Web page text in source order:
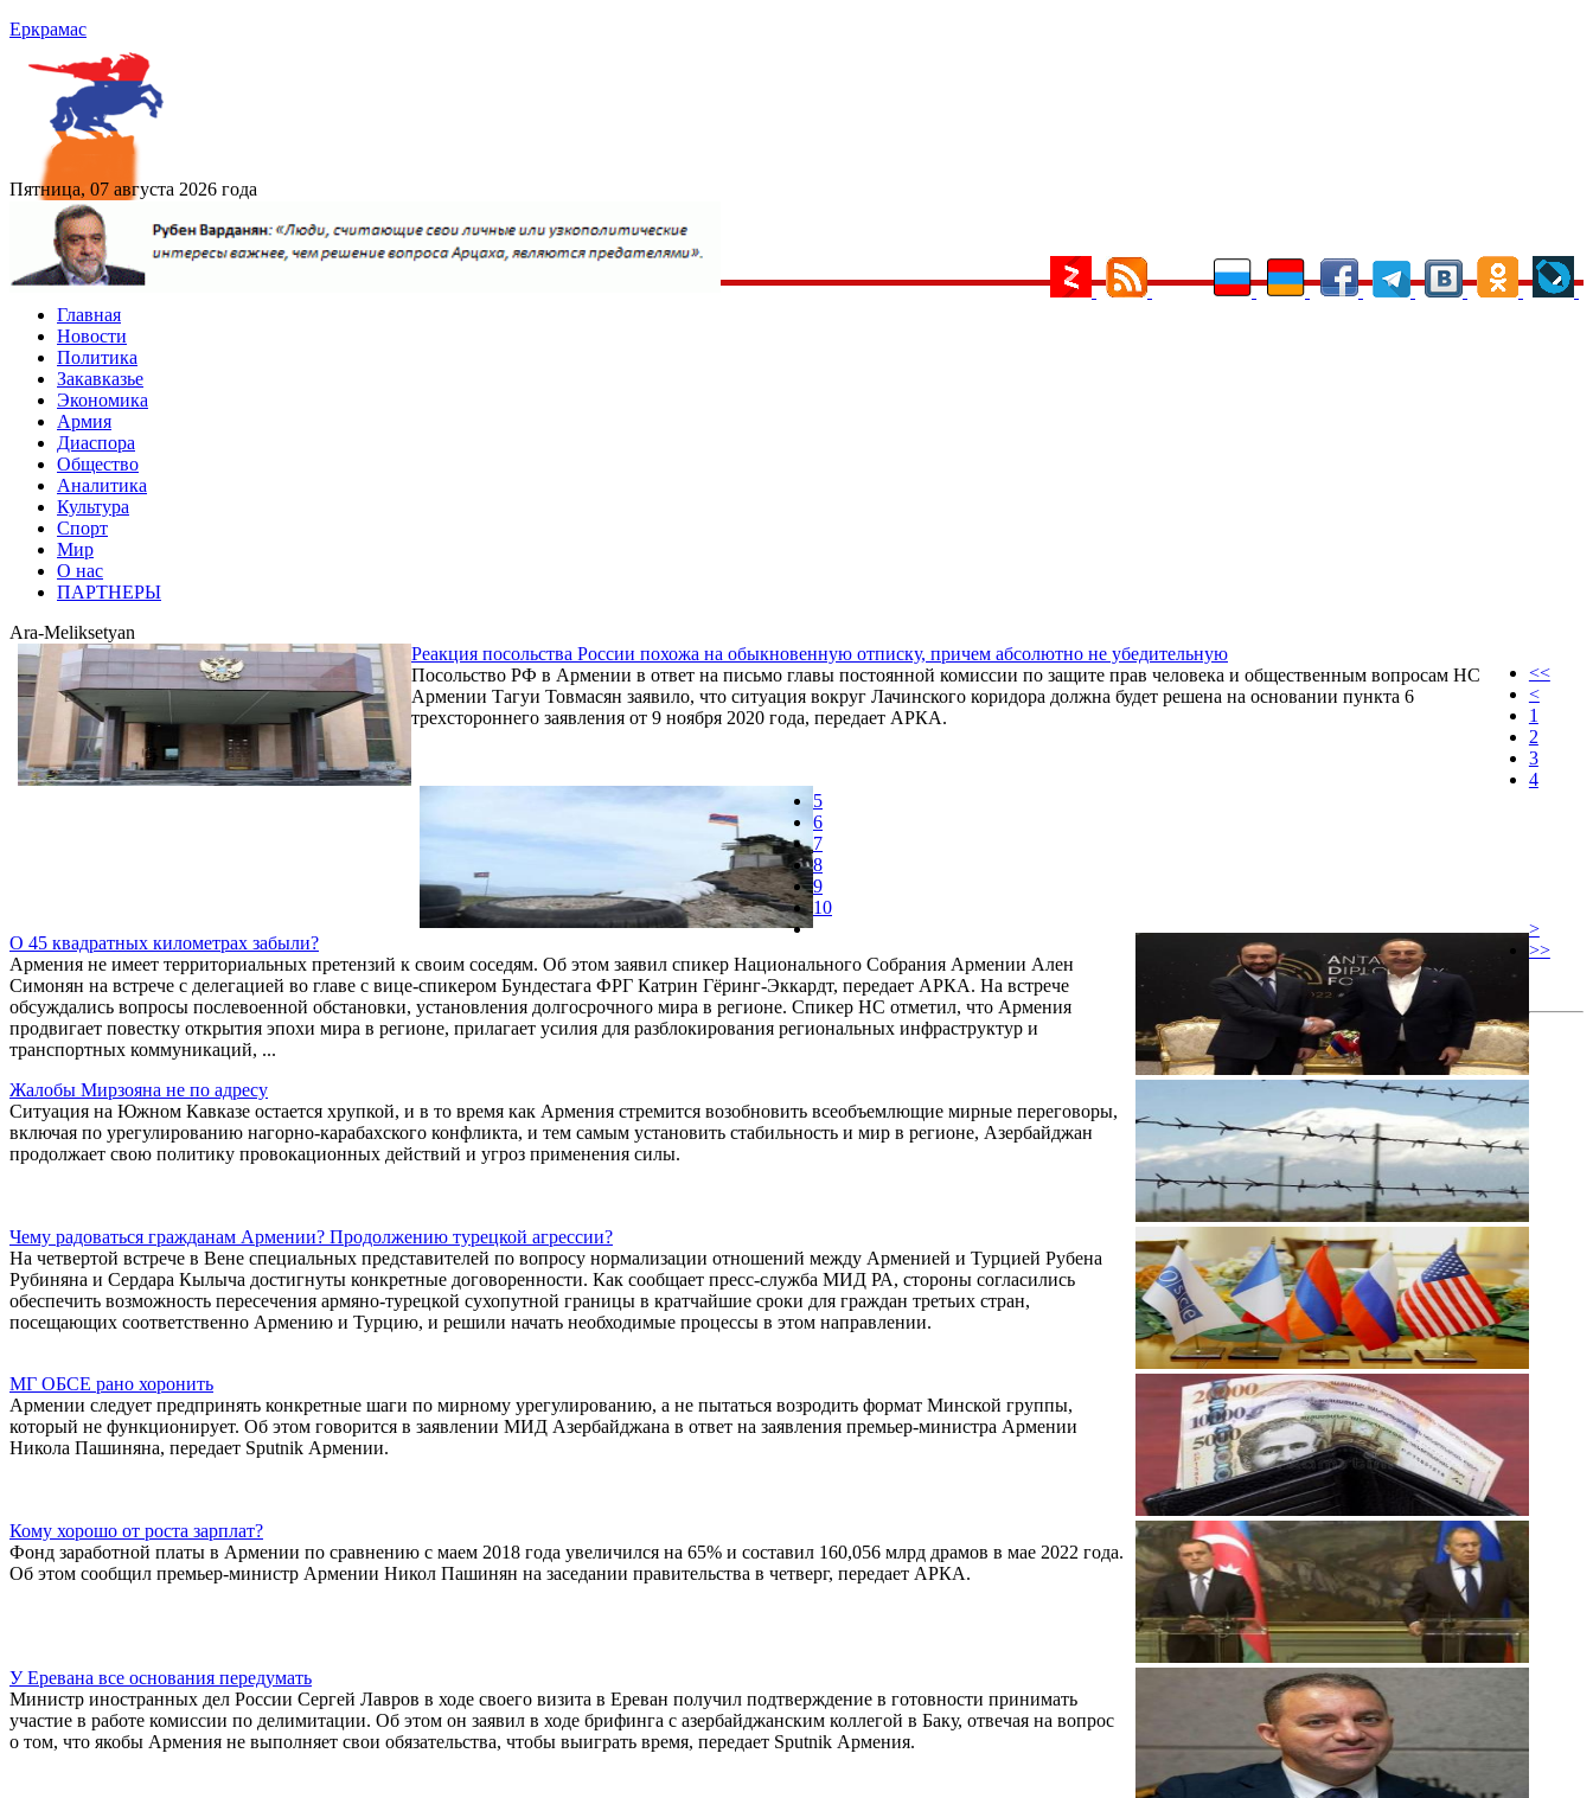
Еркрамас
Пятница, 07 августа 2026 года
Главная
Новости
Политика
Закавказье
Экономика
Армия
Диаспора
Общество
Аналитика
Культура
Спорт
Мир
О нас
ПАРТНЕРЫ
Ara-Meliksetyan
Реакция посольства России похожа на обыкновенную отписку, причем абсолютно не убедительную
Посольство РФ в Армении в ответ на письмо главы постоянной комиссии по защите прав человека и общественным вопросам НС
Армении Тагуи Товмасян заявило, что ситуация вокруг Лачинского коридора должна будет решена на основании пункта 6
трехстороннего заявления от 9 ноября 2020 года, передает АРКА.
О 45 квадратных километрах забыли?
Армения не имеет территориальных претензий к своим соседям. Об этом заявил спикер Национального Собрания Армении Ален
Симонян на встрече с делегацией во главе с вице-спикером Бундестага ФРГ Катрин Гёринг-Эккардт, передает АРКА. На встрече
обсуждались вопросы послевоенной обстановки, установления долгосрочного мира в регионе. Спикер НС отметил, что Армения
продвигает повестку открытия эпохи мира в регионе, прилагает усилия для разблокирования региональных инфраструктур и
транспортных коммуникаций, ...
Жалобы Мирзояна не по адресу
Ситуация на Южном Кавказе остается хрупкой, и в то время как Армения стремится возобновить всеобъемлющие мирные переговоры,
включая по урегулированию нагорно-карабахского конфликта, и тем самым установить стабильность и мир в регионе, Азербайджан
продолжает свою политику провокационных действий и угроз применения силы.
Чему радоваться гражданам Армении? Продолжению турецкой агрессии?
На четвертой встрече в Вене специальных представителей по вопросу нормализации отношений между Арменией и Турцией Рубена
Рубиняна и Сердара Кылыча достигнуты конкретные договоренности. Как сообщает пресс-служба МИД РА, стороны согласились
обеспечить возможность пересечения армяно-турецкой сухопутной границы в кратчайшие сроки для граждан третьих стран,
посещающих соответственно Армению и Турцию, и решили начать необходимые процессы в этом направлении.
МГ ОБСЕ рано хоронить
Армении следует предпринять конкретные шаги по мирному урегулированию, а не пытаться возродить формат Минской группы,
который не функционирует. Об этом говорится в заявлении МИД Азербайджана в ответ на заявления премьер-министра Армении
Никола Пашиняна, передает Sputnik Армении.
Кому хорошо от роста зарплат?
Фонд заработной платы в Армении по сравнению с маем 2018 года увеличился на 65% и составил 160,056 млрд драмов в мае 2022 года.
Об этом сообщил премьер-министр Армении Никол Пашинян на заседании правительства в четверг, передает АРКА.
У Еревана все основания передумать
Министр иностранных дел России Сергей Лавров в ходе своего визита в Ереван получил подтверждение в готовности принимать
участие в работе комиссии по делимитации. Об этом он заявил в ходе брифинга с азербайджанским коллегой в Баку, отвечая на вопрос
о том, что якобы Армения не выполняет свои обязательства, чтобы выиграть время, передает Sputnik Армения.
<<
<
1
2
3
4
5
6
7
8
9
10
>
>>